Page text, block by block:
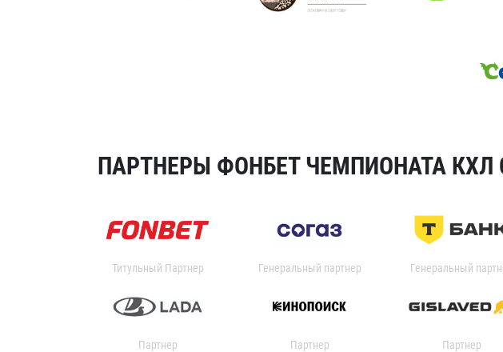
ПАРТНЕРЫ ФОНБЕТ ЧЕМПИОНАТА КХЛ
Титульный Партнер Генеральный партнер Генеральный
Партнер Партнер Партнер